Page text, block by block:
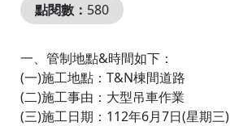
點閱數： 580
一、管制地點&時間如下：
(一)施工地點：T&N棟間道路
(二)施工事由：大型吊車作業
(三)施工日期：112年6月7日(星期三)